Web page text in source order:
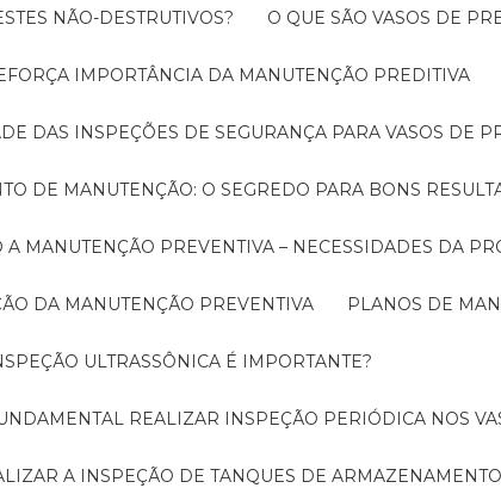
NÃO-DESTRUTIVOS? O QUE SÃO VASOS DE
IMPORTÂNCIA DA MANUTENÇÃO PREDITIVA
DAS INSPEÇÕES DE SEGURANÇA PARA VASOS DE
DE MANUTENÇÃO: O SEGREDO PARA BONS
A MANUTENÇÃO PREVENTIVA – NECESSIDADES DA
DA MANUTENÇÃO PREVENTIVA PLANOS DE
ULTRASSÔNICA É IMPORTANTE?
REALIZAR INSPEÇÃO PERIÓDICA NOS
A INSPEÇÃO DE TANQUES DE